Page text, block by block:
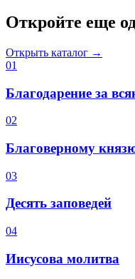
Откройте еще
Открыть каталог →
01
Благодарение за
02
Благоверному
03
Десять заповедей
04
Иисусова молитва